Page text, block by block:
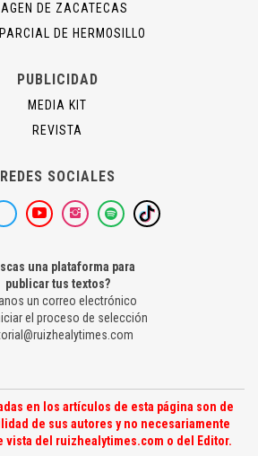
DE ZACATECAS
DE HERMOSILLO
PUBLICIDAD
MEDIA KIT
REVISTA
REDES SOCIALES
una plataforma para
publicar tus textos?
un correo electrónico
el proceso de selección
en los artículos de esta página son de
de sus autores y no necesariamente
vista del ruizhealytimes.com o del Editor.